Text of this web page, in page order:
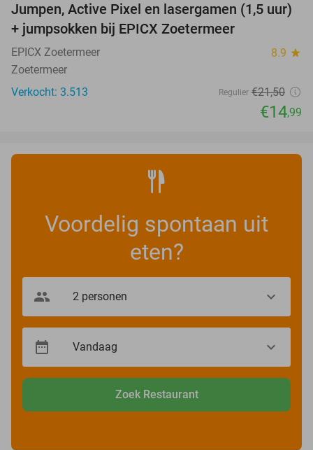
30%
Jumpen, Active Pixel en lasergamen (1,5 uur)
+ jumpsokken bij EPICX Zoetermeer
EPICX Zoetermeer 8.9 star
Zoetermeer
Verkocht: 3.513
Regulier €21,50
€14,99
Voordelig spontaan uit
eten?
Zoek Restaurant